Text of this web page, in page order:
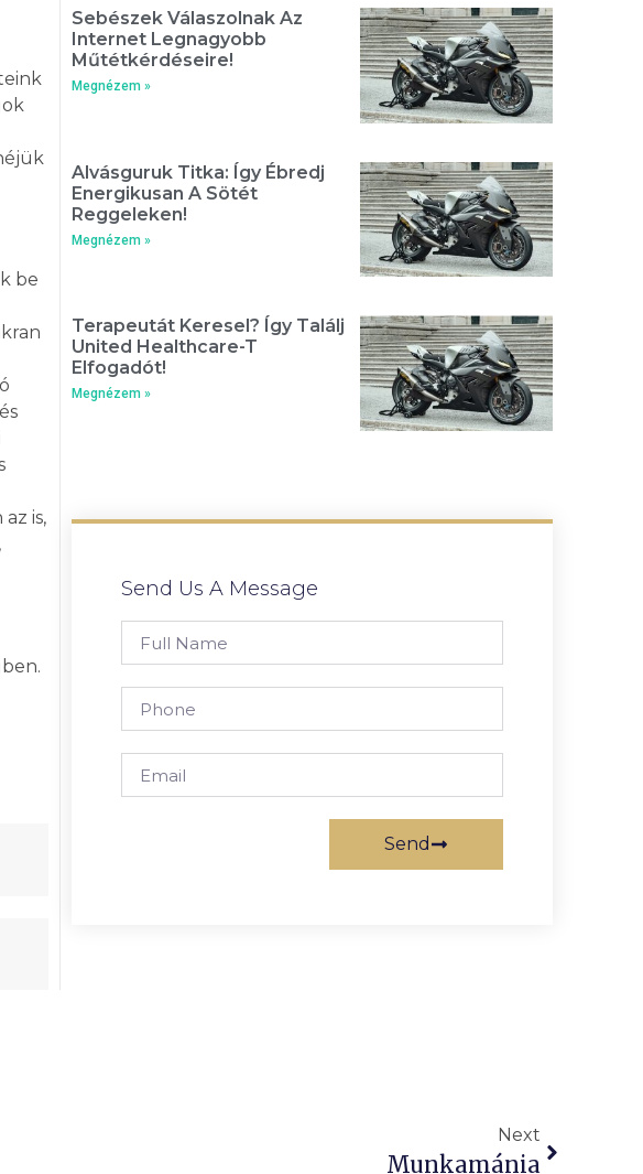
be
is,
Sebészek Válaszolnak Az
Internet Legnagyobb
Műtétkérdéseire!
Megnézem »
Alvásguruk Titka: Így Ébredj
Energikusan A Sötét
Reggeleken!
Megnézem »
Terapeutát Keresel? Így Találj
United Healthcare-T
Elfogadót!
Megnézem »
Send Us A Message
Send
Next
Munkamánia